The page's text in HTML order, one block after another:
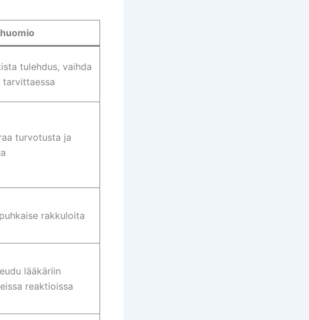
tulehdus, vaihda
tarvittaessa
turvotusta ja
rakkuloita
lääkäriin
reaktioissa